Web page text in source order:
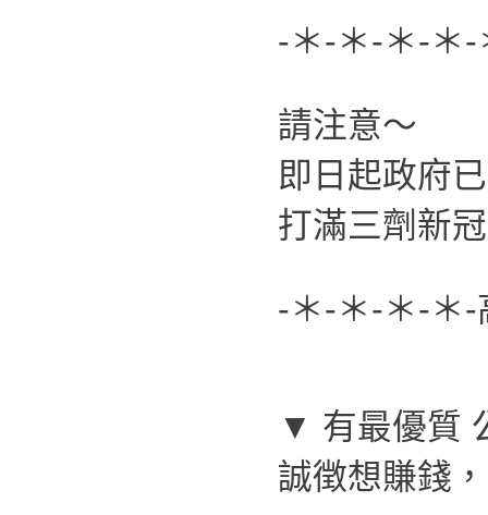
-＊-＊-＊-＊
請注意～
即日起政府
打滿三劑新
-＊-＊-＊-＊
▼ 有最優質
誠徴想賺錢